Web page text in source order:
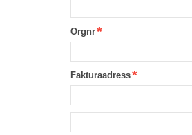
Orgnr
Fakturaadress